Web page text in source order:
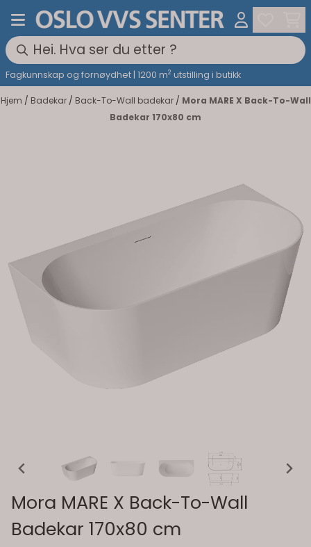
Hopp til innhold
Fagkunnskap og fornøydhet | 1200 m2 utstilling i butikk
Hjem / Badekar / Back-To-Wall badekar / Mora MARE X Back-To-Wall
Badekar 170x80 cm
Mora MARE X Back-To-Wall
Badekar 170x80 cm